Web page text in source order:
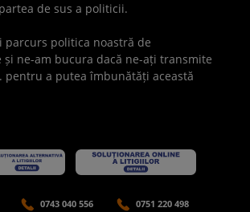
de sus a politicii.
parcurs politica noastră de
ne-am bucura dacă ne-ați transmite
pentru a putea îmbunătăți această
0743 040 556 0751 220 498